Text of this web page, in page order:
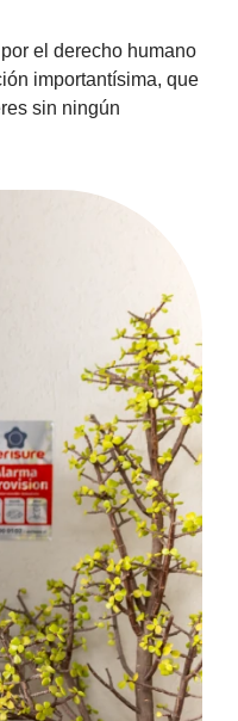
el derecho humano
importantísima, que
sin ningún